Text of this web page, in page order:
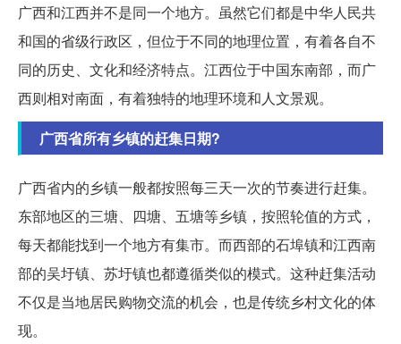
广西和江西并不是同一个地方。虽然它们都是中华人民共
和国的省级行政区，但位于不同的地理位置，有着各自不
同的历史、文化和经济特点。江西位于中国东南部，而广
西则相对南面，有着独特的地理环境和人文景观。
广西省所有乡镇的赶集日期?
广西省内的乡镇一般都按照每三天一次的节奏进行赶集。
东部地区的三塘、四塘、五塘等乡镇，按照轮值的方式，
每天都能找到一个地方有集市。而西部的石埠镇和江西南
部的吴圩镇、苏圩镇也都遵循类似的模式。这种赶集活动
不仅是当地居民购物交流的机会，也是传统乡村文化的体
现。